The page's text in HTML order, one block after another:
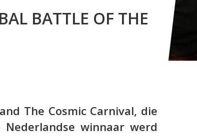
BATTLE OF THE
The Cosmic Carnival, die
winnaar werd